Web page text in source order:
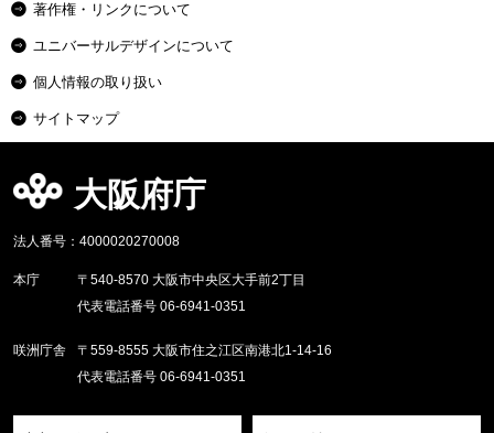
著作権・リンクについて
ユニバーサルデザインについて
個人情報の取り扱い
サイトマップ
大阪府庁
法人番号：4000020270008
本庁
〒540-8570 大阪市中央区大手前2丁目
代表電話番号 06-6941-0351
咲洲庁舎
〒559-8555 大阪市住之江区南港北1-14-16
代表電話番号 06-6941-0351